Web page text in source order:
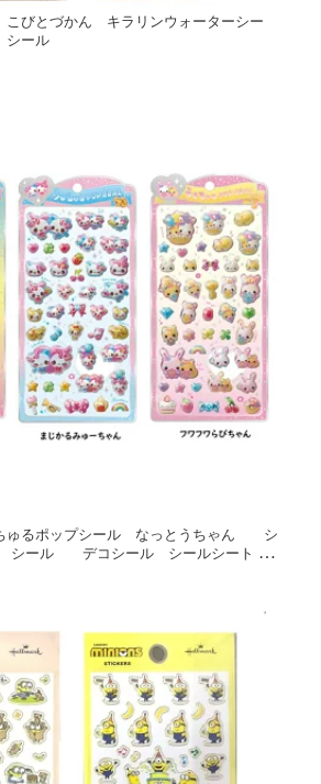
びとづかん キラリンウォーターシー
ール
ゅるポップシール なっとうちゃん シ
ール デコシール シールシート
レーションシール うるちゅるシール
じかるみゅーちゃん